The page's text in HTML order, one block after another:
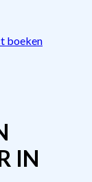
boeken
IN